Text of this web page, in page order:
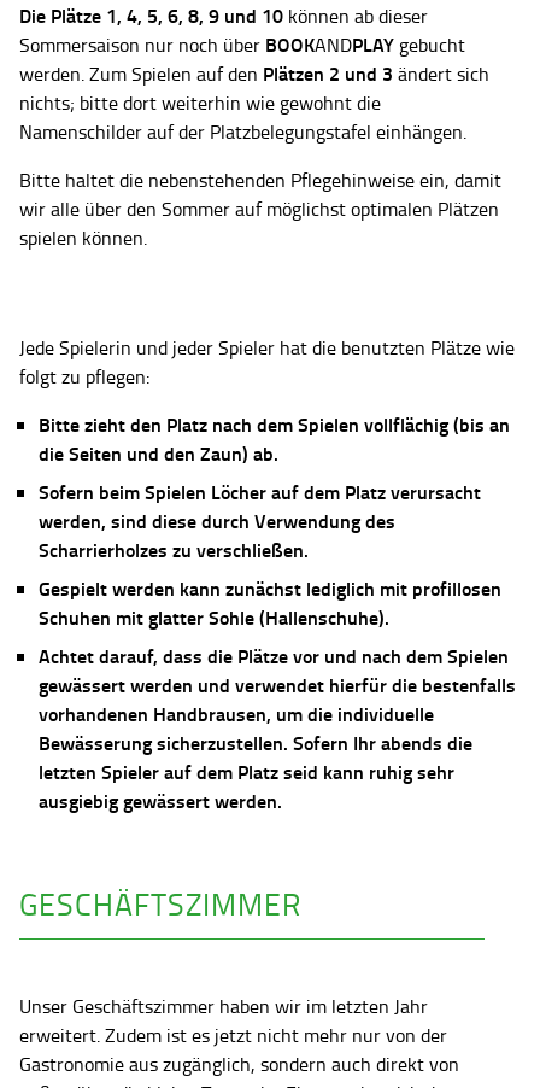
Die Plätze 1, 4, 5, 6, 8, 9 und 10 können ab dieser
Sommersaison nur noch über BOOKANDPLAY gebucht
werden. Zum Spielen auf den Plätzen 2 und 3 ändert sich
nichts; bitte dort weiterhin wie gewohnt die
Namenschilder auf der Platzbelegungstafel einhängen.
Bitte haltet die nebenstehenden Pflegehinweise ein, damit
wir alle über den Sommer auf möglichst optimalen Plätzen
spielen können.
Jede Spielerin und jeder Spieler hat die benutzten Plätze wie
folgt zu pflegen:
Bitte zieht den Platz nach dem Spielen vollflächig (bis an
die Seiten und den Zaun) ab.
Sofern beim Spielen Löcher auf dem Platz verursacht
werden, sind diese durch Verwendung des
Scharrierholzes zu verschließen.
Gespielt werden kann zunächst lediglich mit profillosen
Schuhen mit glatter Sohle (Hallenschuhe).
Achtet darauf, dass die Plätze vor und nach dem Spielen
gewässert werden und verwendet hierfür die bestenfalls
vorhandenen Handbrausen, um die individuelle
Bewässerung sicherzustellen. Sofern Ihr abends die
letzten Spieler auf dem Platz seid kann ruhig sehr
ausgiebig gewässert werden.
GESCHÄFTSZIMMER
Unser Geschäftszimmer haben wir im letzten Jahr
erweitert. Zudem ist es jetzt nicht mehr nur von der
Gastronomie aus zugänglich, sondern auch direkt von